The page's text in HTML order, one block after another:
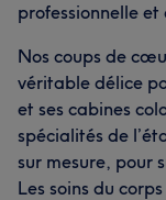
professionnelle
Nos coups de
véritable délice
et ses cabines
spécialités de
sur mesure, pour
Les soins du